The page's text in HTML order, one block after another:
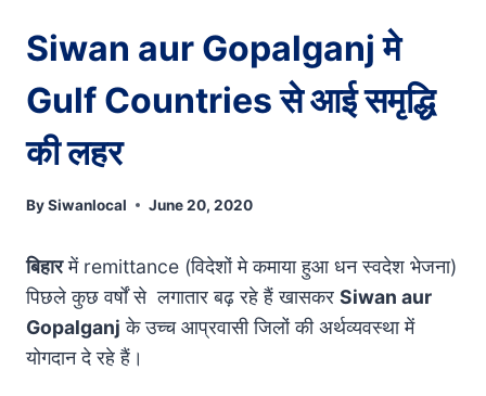
Siwan aur Gopalganj मे
Gulf Countries से आई समृद्धि
की लहर
BySiwanlocal June 20, 2020
बिहारमें remittance (विदेशों मे कमाया हुआ धन स्वदेश भेजना)
पिछले कुछ वर्षों से लगातार बढ़ रहे हैं खासकर Siwan aur
Gopalganj के उच्च आप्रवासी जिलों की अर्थव्यवस्था में
योगदान दे रहे हैं।